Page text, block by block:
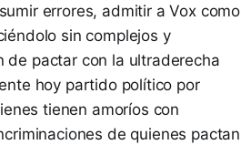
errores, admitir a Vox como
sin complejos y
de pactar con la ultraderecha
hoy partido político por
tienen amoríos con
de quienes pactan